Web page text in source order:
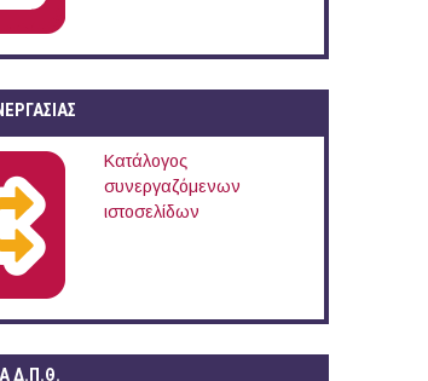
των επιχειρήσεων
Κατάλογος
συνεργαζόμενων
ιστοσελίδων
Δ.Π.Θ.